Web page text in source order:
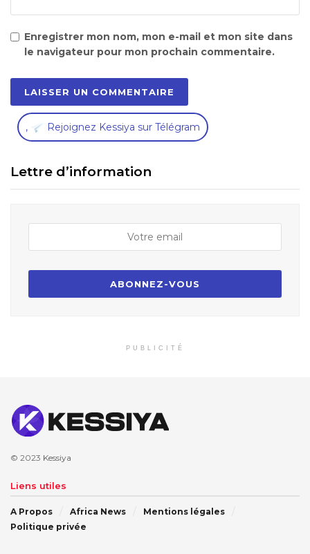
Enregistrer mon nom, mon e-mail et mon site dans
le navigateur pour mon prochain commentaire.
, Rejoignez Kessiya sur Télégram
Lettre d’information
PUBLICITÉ
© 2023 Kessiya
Liens utiles
A Propos Africa News
Mentions légales
Politique privée